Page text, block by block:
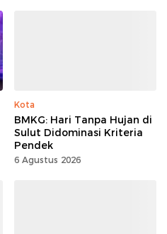
Kota
BMKG: Hari Tanpa Hujan di
Sulut Didominasi Kriteria
Pendek
6 Agustus 2026